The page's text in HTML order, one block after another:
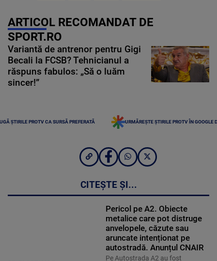
ARTICOL RECOMANDAT DE
SPORT.RO
Variantă de antrenor pentru Gigi
Becali la FCSB? Tehnicianul a
răspuns fabulos: „Să o luăm
sincer!”
ȘTIRILE PROTV CA SURSĂ PREFERATĂ URMĂREȘTE ȘTIRILE PROTV ÎN GOOGLE
CITEȘTE ȘI...
Pericol pe A2. Obiecte
metalice care pot distruge
anvelopele, căzute sau
aruncate intenționat pe
autostradă. Anunțul CNAIR
Pe Autostrada A2 au fost